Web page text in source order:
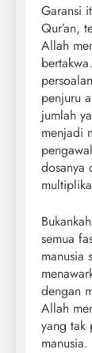
Garansi
Qur’an,
Allah
penjuru
jumlah
menjadi
dosanya
semua
manusia
dengan
Allah
yang tak
manusia.